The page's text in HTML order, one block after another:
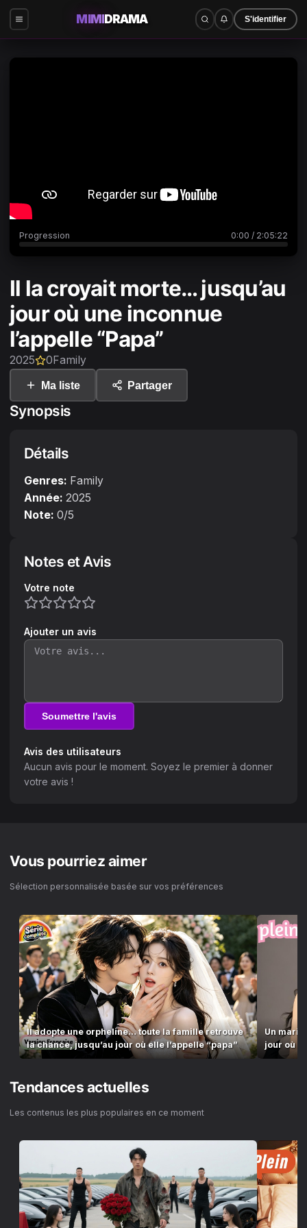
MIMIDRAMA S'identifier
2:05:22
Progression 0:00 / 2:05:22
Il la croyait morte… jusqu’au
jour où une inconnue
l’appelle “Papa”
2025 0 Family
Ma liste Partager
Synopsis
Détails
Genres: Family
Année: 2025
Note: 0/5
Notes et Avis
Votre note
Ajouter un avis
Soumettre l'avis
Avis des utilisateurs
Aucun avis pour le moment. Soyez le premier à donner
votre avis !
Vous pourriez aimer
Sélection personnalisée basée sur vos préférences
Il adopte une orpheline… toute la famille retrouve
la chance, jusqu’au jour où elle l’appelle “papa”
Un mari
jour où
Tendances actuelles
Les contenus les plus populaires en ce moment